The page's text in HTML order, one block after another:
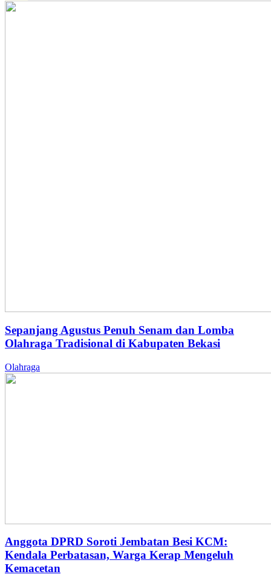
Sepanjang Agustus Penuh Senam dan Lomba
Olahraga Tradisional di Kabupaten Bekasi
Olahraga
Anggota DPRD Soroti Jembatan Besi KCM:
Kendala Perbatasan, Warga Kerap Mengeluh
Kemacetan